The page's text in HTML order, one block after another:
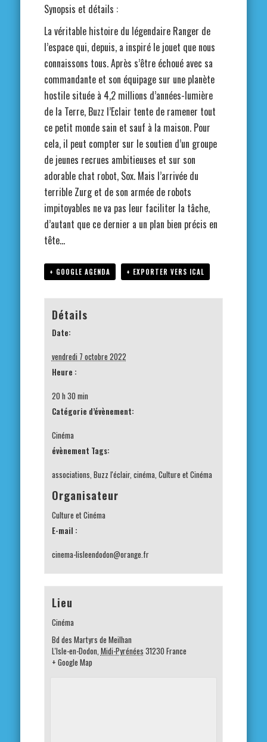
Synopsis et détails :
La véritable histoire du légendaire Ranger de
l’espace qui, depuis, a inspiré le jouet que nous
connaissons tous. Après s’être échoué avec sa
commandante et son équipage sur une planète
hostile située à 4,2 millions d’années-lumière
de la Terre, Buzz l’Eclair tente de ramener tout
ce petit monde sain et sauf à la maison. Pour
cela, il peut compter sur le soutien d’un groupe
de jeunes recrues ambitieuses et sur son
adorable chat robot, Sox. Mais l’arrivée du
terrible Zurg et de son armée de robots
impitoyables ne va pas leur faciliter la tâche,
d’autant que ce dernier a un plan bien précis en
tête…
+ GOOGLE AGENDA + EXPORTER VERS ICAL
Détails
Date:
vendredi 7 octobre 2022
Heure :
20 h 30 min
Catégorie d’évènement:
Cinéma
évènement Tags:
associations Buzz l'éclair, cinéma Culture et Cinéma
Organisateur
Culture et Cinéma
E-mail :
cinema-lisleendodon@orange.fr
Lieu
Cinéma
Bd des Martyrs de Meilhan
L'Isle-en-Dodon Midi-Pyrénées 31230 France
+ Google Map